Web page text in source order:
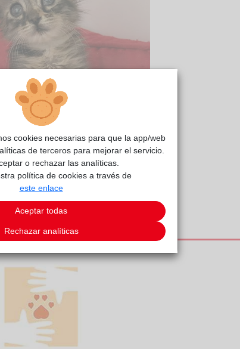
cookies necesarias para que la app/web
de terceros para mejorar el servicio.
o rechazar las analíticas.
política de cookies a través de
este enlace
Aceptar todas
Rechazar analíticas